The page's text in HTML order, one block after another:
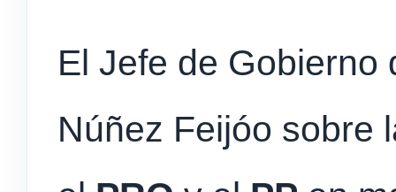
El Jefe de Gobierno
Núñez Feijóo sobre